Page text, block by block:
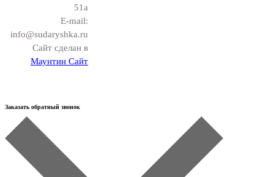
51а
E-mail:
info@sudaryshka.ru
Сайт сделан в
Маунтин Сайт
Заказать обратный звонок